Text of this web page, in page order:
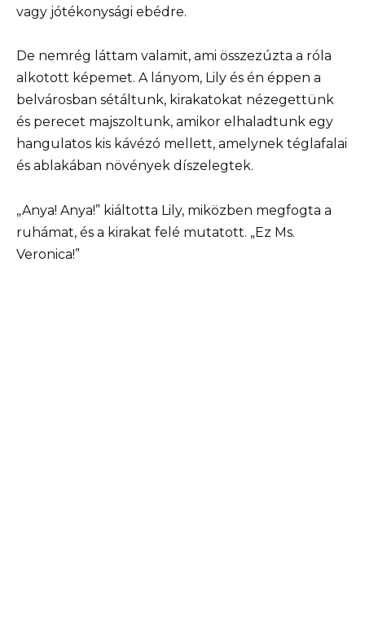
vagy jótékonysági ebédre.
De nemrég láttam valamit, ami összezúzta a róla
alkotott képemet. A lányom, Lily és én éppen a
belvárosban sétáltunk, kirakatokat nézegettünk
és perecet majszoltunk, amikor elhaladtunk egy
hangulatos kis kávézó mellett, amelynek téglafalai
és ablakában növények díszelegtek.
„Anya! Anya!” kiáltotta Lily, miközben megfogta a
ruhámat, és a kirakat felé mutatott. „Ez Ms.
Veronica!”